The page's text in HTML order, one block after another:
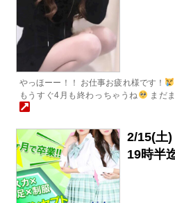
やっほーー！！ お仕事お疲れ様です！
もうすぐ4月も終わっちゃうね
まだ
2/15(土)
19時半